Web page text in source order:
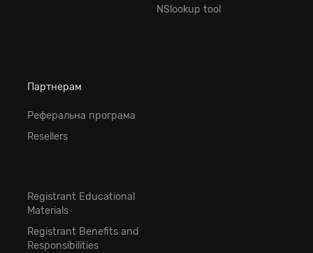
NSlookup tool
Партнерам
Реферальна програма
Resellers
Registrant Educational
Materials
Registrant Benefits and
Responsibilities